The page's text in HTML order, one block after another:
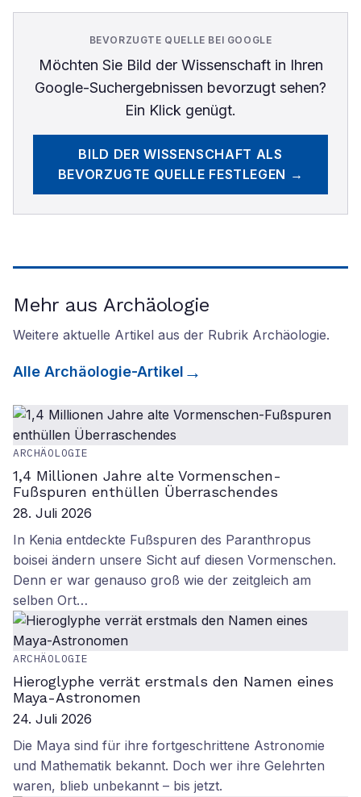
BEVORZUGTE QUELLE BEI GOOGLE
Möchten Sie Bild der Wissenschaftin Ihren
Google-Suchergebnissen bevorzugt sehen?
Ein Klick genügt.
BILD DER WISSENSCHAFT ALS
BEVORZUGTE QUELLE FESTLEGEN →
Mehr aus Archäologie
Weitere aktuelle Artikel aus der Rubrik Archäologie.
Alle Archäologie-Artikel
ARCHÄOLOGIE
1,4 Millionen Jahre alte Vormenschen-
Fußspuren enthüllen Überraschendes
28. Juli 2026
In Kenia entdeckte Fußspuren des Paranthropus
boisei ändern unsere Sicht auf diesen Vormenschen.
Denn er war genauso groß wie der zeitgleich am
selben Ort…
ARCHÄOLOGIE
Hieroglyphe verrät erstmals den Namen eines
Maya-Astronomen
24. Juli 2026
Die Maya sind für ihre fortgeschrittene Astronomie
und Mathematik bekannt. Doch wer ihre Gelehrten
waren, blieb unbekannt – bis jetzt.